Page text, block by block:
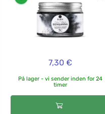
7,30 €
På lager - vi sender inden for 24
timer